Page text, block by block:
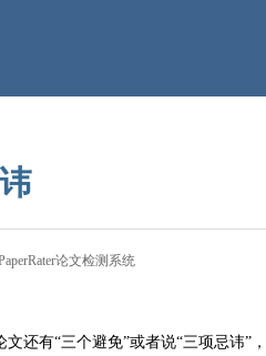
论文检测系统
还有“三个避免”或者说“三项忌讳”